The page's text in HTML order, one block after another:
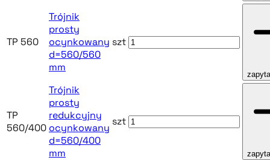
TP 560
Trójnik
prosty
ocynkowany
d=560/560
mm
szt
TP
560/400
Trójnik
prosty
redukcyjny
ocynkowany
d=560/400
mm
szt